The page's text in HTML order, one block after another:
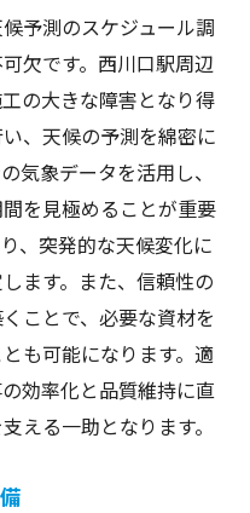
予測のスケジュール調
欠です。西川口駅周辺
の大きな障害となり得
、天候の予測を綿密に
気象データを活用し、
を見極めることが重要
、突発的な天候変化に
ます。また、信頼性の
ことで、必要な資材を
も可能になります。適
効率化と品質維持に直
える一助となります。